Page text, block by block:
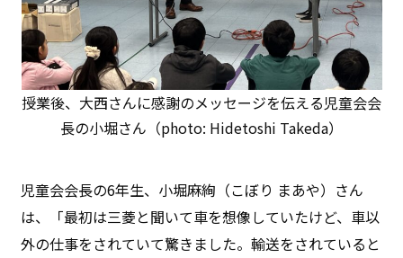
授業後、大西さんに感謝のメッセージを伝える児童会会
長の小堀さん（photo: Hidetoshi Takeda）
児童会会長の6年生、小堀麻絢（こぼり まあや）さん
は、「最初は三菱と聞いて車を想像していたけど、車以
外の仕事をされていて驚きました。輸送をされていると